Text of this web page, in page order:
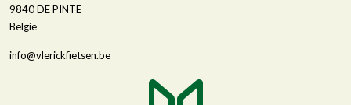
9840DE PINTE
België
info@vlerickfietsen.be